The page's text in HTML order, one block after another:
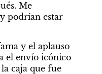
Me
podrían estar
y el aplauso
el envío icónico
caja que fue